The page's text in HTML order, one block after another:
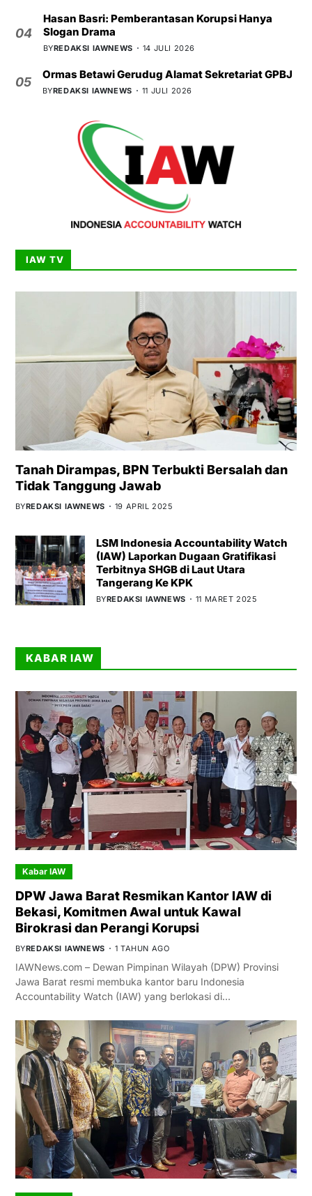
04
Hasan Basri: Pemberantasan Korupsi Hanya
Slogan Drama
BYREDAKSI IAWNEWS 14 JULI 2026
05
Ormas Betawi Gerudug Alamat Sekretariat GPBJ
BYREDAKSI IAWNEWS 11 JULI 2026
IAW TV
Tanah Dirampas, BPN Terbukti Bersalah dan
Tidak Tanggung Jawab
BYREDAKSI IAWNEWS 19 APRIL 2025
LSM Indonesia Accountability Watch
(IAW) Laporkan Dugaan Gratifikasi
Terbitnya SHGB di Laut Utara
Tangerang Ke KPK
BYREDAKSI IAWNEWS 11 MARET 2025
KABAR IAW
Kabar IAW
DPW Jawa Barat Resmikan Kantor IAW di
Bekasi, Komitmen Awal untuk Kawal
Birokrasi dan Perangi Korupsi
BYREDAKSI IAWNEWS 1 TAHUN AGO
IAWNews.com – Dewan Pimpinan Wilayah (DPW) Provinsi
Jawa Barat resmi membuka kantor baru Indonesia
Accountability Watch (IAW) yang berlokasi di…